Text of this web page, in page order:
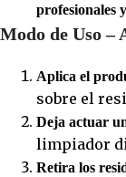
profesionales
Modo de Uso –
Aplica el
sobre el
Deja actuar
limpiador
Retira los